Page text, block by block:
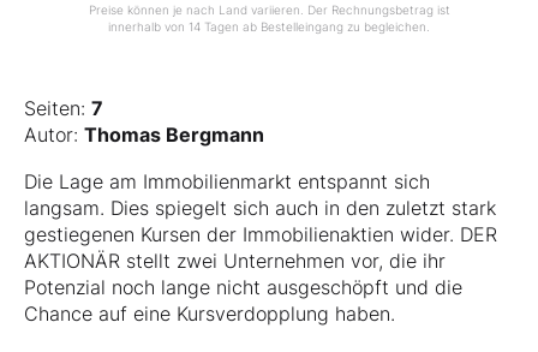
Preise können je nach Land variieren. Der Rechnungsbetrag ist
innerhalb von 14 Tagen ab Bestelleingang zu begleichen.
Seiten: 7
Autor: Thomas Bergmann
Die Lage am Immobilienmarkt entspannt sich
langsam. Dies spiegelt sich auch in den zuletzt stark
gestiegenen Kursen der Immobilienaktien wider. DER
AKTIONÄR stellt zwei Unternehmen vor, die ihr
Potenzial noch lange nicht ausgeschöpft und die
Chance auf eine Kursverdopplung haben.